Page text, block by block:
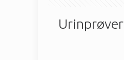
Urinprøver